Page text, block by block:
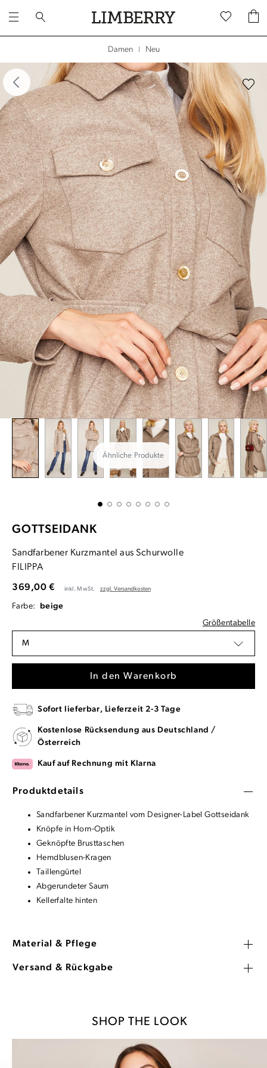
Damen Neu
überspringen
Ähnliche Produkte
GOTTSEIDANK
Sandfarbener Kurzmantel aus Schurwolle
FILIPPA
369,00 € inkl. MwSt. zzgl. Versandkosten
Farbe: beige
Größentabelle
M
In den Warenkorb
Sofort lieferbar, Lieferzeit 2-3 Tage
Kostenlose Rücksendung aus Deutschland /
Österreich
Kauf auf Rechnung mit Klarna
Produktdetails
Sandfarbener Kurzmantel vom Designer-Label Gottseidank
Knöpfe in Horn-Optik
Geknöpfte Brusttaschen
Hemdblusen-Kragen
Taillengürtel
Abgerundeter Saum
Kellerfalte hinten
Material & Pflege
Versand & Rückgabe
SHOP THE LOOK